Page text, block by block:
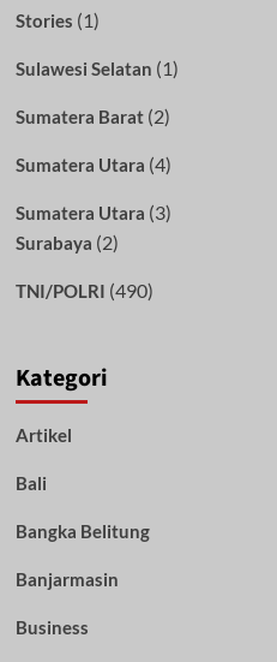
Stories (1)
Sulawesi Selatan (1)
Sumatera Barat(2)
Sumatera Utara (4)
Sumatera Utara (3)
Surabaya (2)
TNI/POLRI (490)
Kategori
Artikel
Bali
Bangka Belitung
Banjarmasin
Business